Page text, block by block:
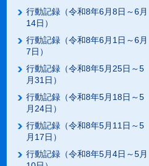
行動記録（令和8年6月8日～6月
14日）
行動記録（令和8年6月1日～6月
7日）
行動記録（令和8年5月25日～5
月31日）
行動記録（令和8年5月18日～5
月24日）
行動記録（令和8年5月11日～5
月17日）
行動記録（令和8年5月4日～5月